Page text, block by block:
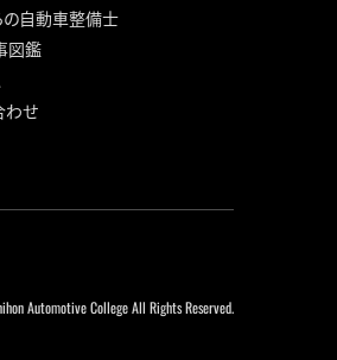
の自動車整備士
図鑑
わせ
Automotive College All Rights Reserved.